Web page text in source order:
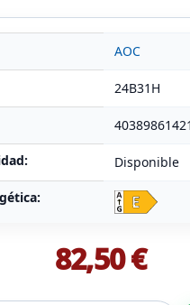
AOC
24B31H
Disponible
82,50 €